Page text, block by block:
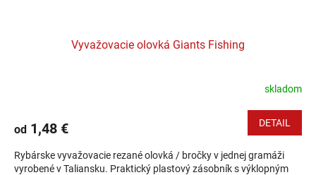
Vyvažovacie olovká Giants Fishing
skladom
od 1,48 € DETAIL
Rybárske vyvažovacie rezané olovká / bročky v jednej gramáži
vyrobené v Taliansku. Praktický plastový zásobník s výklopným